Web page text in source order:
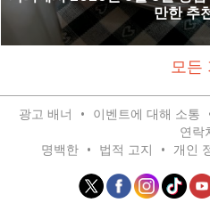
만한 추
모든
광고 배너 • 이벤트에 대해 소통
연락
명백한 • 법적 고지 • 개인